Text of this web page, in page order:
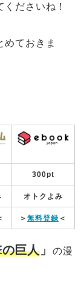
ださいね！
めておきま
300pt
オトクよみ
＞ 無料登録 ＜
巨人 」
の漫